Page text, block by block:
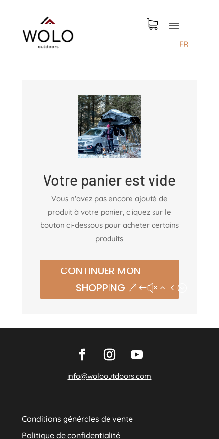
FR
Votre panier est vide
Vous n'avez pas encore ajouté de
produit à votre panier, cliquez sur le
bouton ci-dessous pour acheter certains
produits
CONTINUER MON
SHOPPING
info@wolooutdoors.com
Conditions générales de vente
Politique de confidentialité